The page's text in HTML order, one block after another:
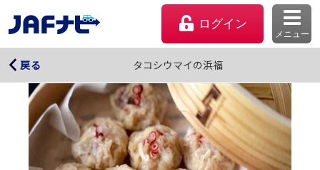
ログイン
メニュー
戻る タコシウマイの浜福
タコシウマイの浜福